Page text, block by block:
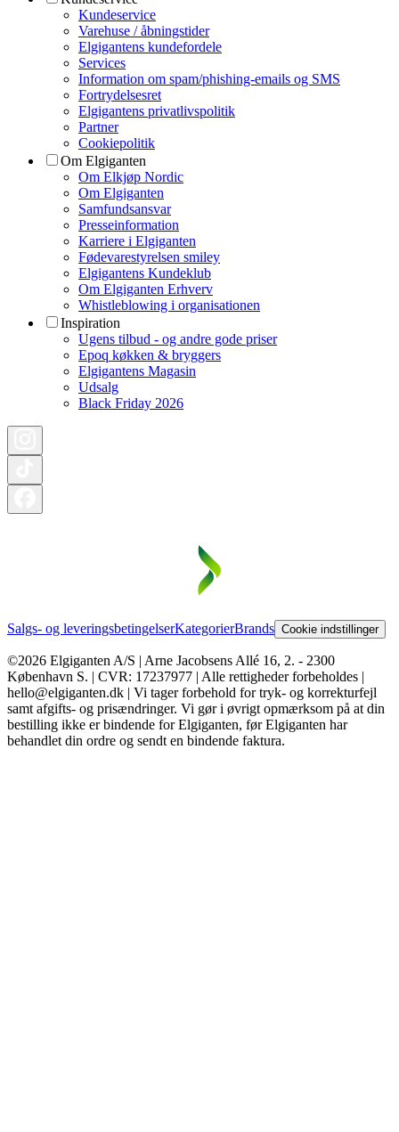
Kundeservice
Varehuse / åbningstider
Elgigantens kundefordele
Services
Information om spam/phishing-emails og SMS
Fortrydelsesret
Elgigantens privatlivspolitik
Partner
Cookiepolitik
Om Elgiganten
Om Elkjøp Nordic
Om Elgiganten
Samfundsansvar
Presseinformation
Karriere i Elgiganten
Fødevarestyrelsen smiley
Elgigantens Kundeklub
Om Elgiganten Erhverv
Whistleblowing i organisationen
Inspiration
Ugens tilbud - og andre gode priser
Epoq køkken & bryggers
Elgigantens Magasin
Udsalg
Black Friday 2026
Salgs- og leveringsbetingelserKategorierBrands Cookie indstillinger
©2026 Elgiganten A/S | Arne Jacobsens Allé 16, 2. - 2300
København S. | CVR: 17237977 | Alle rettigheder forbeholdes |
hello@elgiganten.dk | Vi tager forbehold for tryk- og korrekturfejl
samt afgifts- og prisændringer. Vi gør i øvrigt opmærksom på at din
bestilling ikke er bindende for Elgiganten, før Elgiganten har
behandlet din ordre og sendt en bindende faktura.